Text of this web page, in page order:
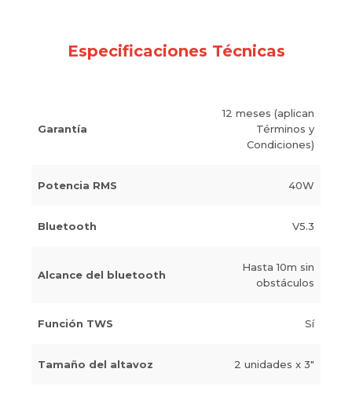
Especificaciones Técnicas
Garantía
12 meses (aplican
Términos y
Condiciones)
Potencia RMS 40W
Bluetooth V5.3
Alcance del bluetooth
Hasta 10m sin
obstáculos
Función TWS Sí
Tamaño del altavoz 2 unidades x 3"